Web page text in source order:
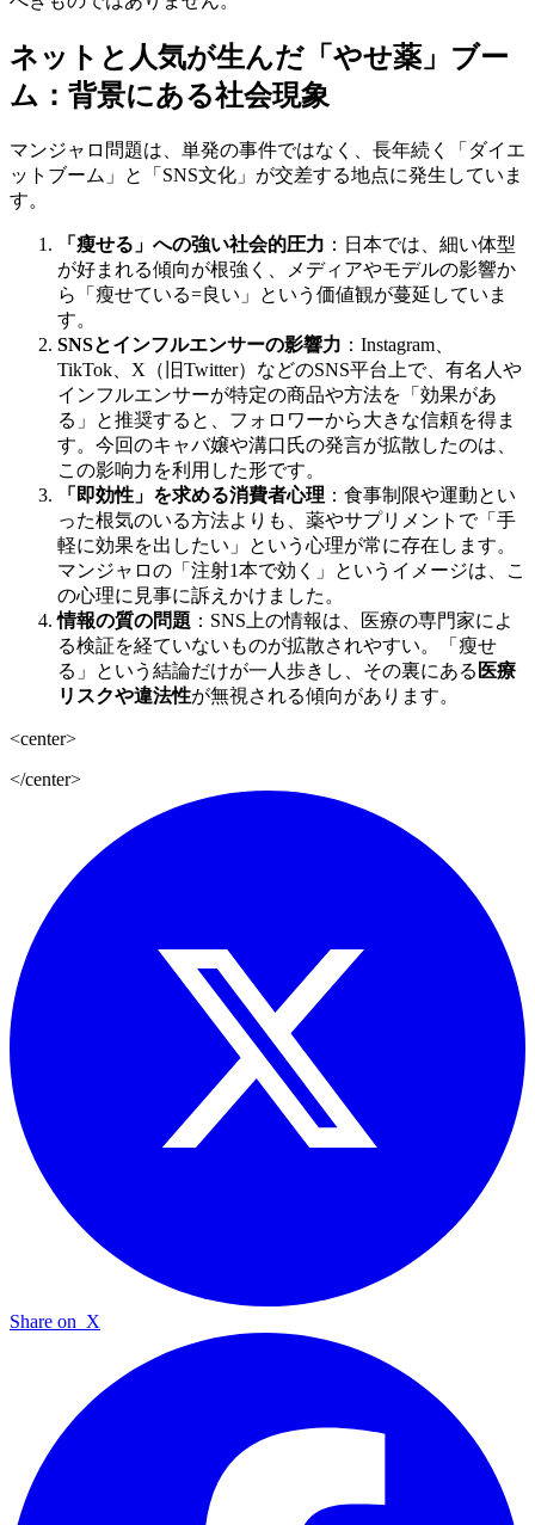
ネットと人気が生んだ「やせ薬」ブー
ム：背景にある社会現象
マンジャロ問題は、単発の事件ではなく、長年続く「ダイエ
ットブーム」と「SNS文化」が交差する地点に発生していま
す。
「瘦せる」への強い社会的圧力 ：日本では、細い体型
が好まれる傾向が根強く、メディアやモデルの影響か
ら「瘦せている=良い」という価値観が蔓延していま
す。
SNSとインフルエンサーの影響力 ：Instagram、
TikTok、X（旧Twitter）などのSNS平台上で、有名人や
インフルエンサーが特定の商品や方法を「効果があ
る」と推奨すると、フォロワーから大きな信頼を得ま
す。今回のキャバ嬢や溝口氏の発言が拡散したのは、
この影响力を利用した形です。
「即効性」を求める消費者心理 ：食事制限や運動とい
った根気のいる方法よりも、薬やサプリメントで「手
軽に効果を出したい」という心理が常に存在します。
マンジャロの「注射1本で効く」というイメージは、こ
の心理に見事に訴えかけました。
情報の質の問題 ：SNS上の情報は、医療の専門家によ
る検証を経ていないものが拡散されやすい。「瘦せ
る」という結論だけが一人歩きし、その裏にある 医療
リスクや違法性が無視される傾向があります。
<center>
</center>
Share on X